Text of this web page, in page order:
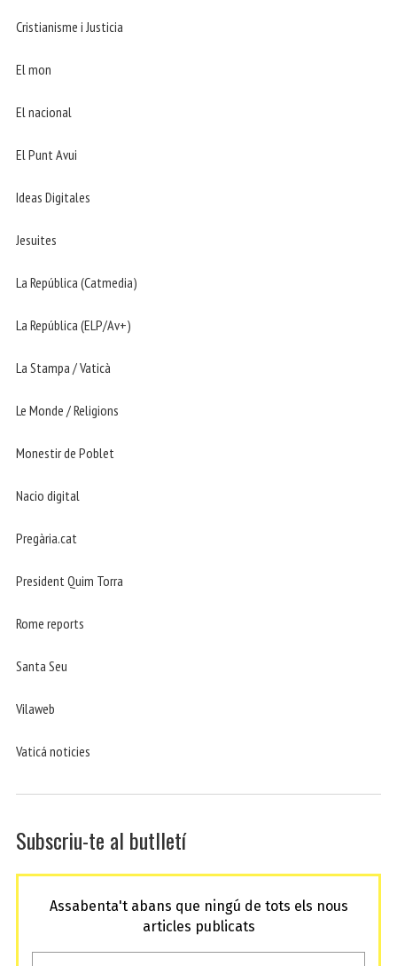
Cristianisme i Justicia
El mon
El nacional
El Punt Avui
Ideas Digitales
Jesuites
La República (Catmedia)
La República (ELP/Av+)
La Stampa / Vaticà
Le Monde / Religions
Monestir de Poblet
Nacio digital
Pregària.cat
President Quim Torra
Rome reports
Santa Seu
Vilaweb
Vaticá noticies
Subscriu-te al butlletí
Assabenta't abans que ningú de tots els nous
articles publicats